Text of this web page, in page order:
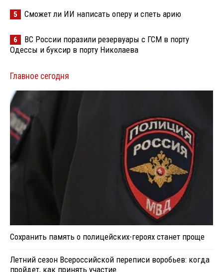
5 Сможет ли ИИ написать оперу и спеть арию
6
ВС России поразили резервуары с ГСМ в порту
Одессы и буксир в порту Николаева
Главное сегодня
Сохранить память о полицейских-героях станет проще
Летний сезон Всероссийской переписи воробьев: когда
пройдет, как принять участие